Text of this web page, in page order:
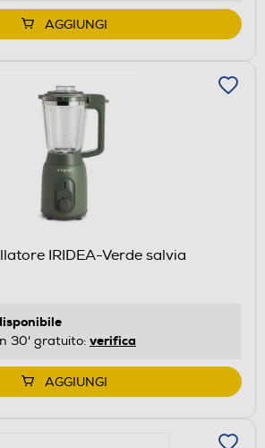
AGGIUNGI
IRIDEA-Verde salvia
30' gratuito: verifica
AGGIUNGI